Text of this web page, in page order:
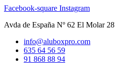
Ir
contenido
Facebook-square Instagram
Avda de España Nº 62 El Molar
info@aluboxpro.com
635 64 56 59
91 868 88 94